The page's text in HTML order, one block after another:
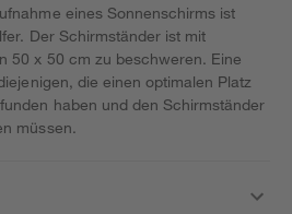
eines Sonnenschirms ist
Der Schirmständer ist mit
50 x 50 cm zu beschweren. Eine
die einen optimalen Platz
haben und den Schirmständer
müssen.